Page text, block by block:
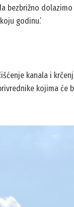
bezbrižno
godinu.’
kanala i
kojima će